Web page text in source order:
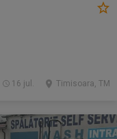
Timisoara, TM
16 jul.